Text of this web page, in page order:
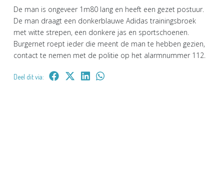
De man is ongeveer 1m80 lang en heeft een gezet postuur.
De man draagt een donkerblauwe Adidas trainingsbroek
met witte strepen, een donkere jas en sportschoenen.
Burgernet roept ieder die meent de man te hebben gezien,
contact te nemen met de politie op het alarmnummer 112.
Deel dit via: